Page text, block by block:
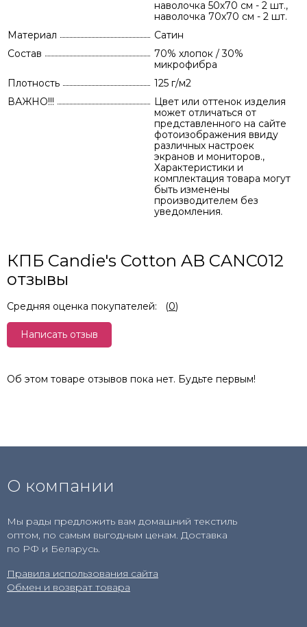
наволочка 50х70 см - 2 шт.,
наволочка 70х70 см - 2 шт.
Материал
Сатин
Состав
70% хлопок / 30%
микрофибра
Плотность
125 г/м2
ВАЖНО!!!
Цвет или оттенок изделия
может отличаться от
представленного на сайте
фотоизображения ввиду
различных настроек
экранов и мониторов.,
Характеристики и
комплектация товара могут
быть изменены
производителем без
уведомления.
КПБ Candie's Cotton AB CANC012
отзывы
Средняя оценка покупателей: (0)
Написать отзыв
Об этом товаре отзывов пока нет. Будьте первым!
О компании
Мы рады предложить вам домашний текстиль
оптом, по самым выгодным ценам. Доставка
по РФ и Беларусь.
Правила использования сайта
Обмен и возврат товара